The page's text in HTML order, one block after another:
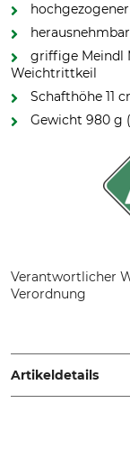
griffige Meindl
Weichtrittkeil
Schafthöhe 11
Gewicht 980 g
Verantwortlicher
Verordnung
Kirchanschöring,
Artikeldetails